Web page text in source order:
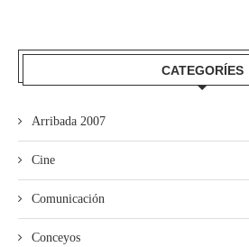
CATEGORÍES
Arribada 2007
Cine
Comunicación
Conceyos